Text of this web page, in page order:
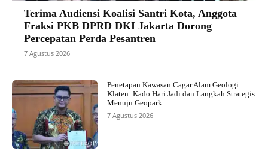
Terima Audiensi Koalisi Santri Kota, Anggota
Fraksi PKB DPRD DKI Jakarta Dorong
Percepatan Perda Pesantren
7 Agustus 2026
Penetapan Kawasan Cagar Alam Geologi
Klaten: Kado Hari Jadi dan Langkah Strategis
Menuju Geopark
7 Agustus 2026